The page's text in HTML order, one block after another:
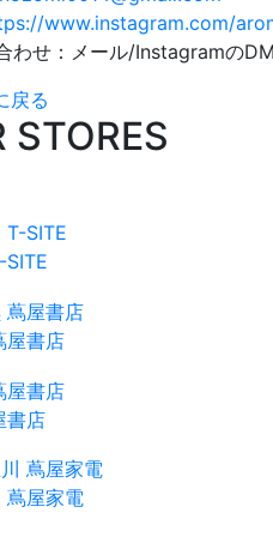
www.instagram.com/
わせ：メール/Instagramの
戻る
STORES
屋書店
書店
蔦屋家電